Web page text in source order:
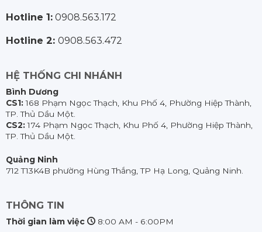
Hotline 1:0908.563.172
Hotline 2: 0908.563.472
HỆ THỐNG CHI NHÁNH
Bình Dương
CS1:168 Phạm Ngọc Thạch, Khu Phố 4, Phường Hiệp Thành,
TP. Thủ Dầu Một.
CS2:174 Phạm Ngọc Thạch, Khu Phố 4, Phường Hiệp Thành,
TP. Thủ Dầu Một.
Quảng Ninh
712 T13K4B phường Hùng Thắng, TP Hạ Long, Quảng Ninh.
THÔNG TIN
Thời gian làm việc 8:00 AM - 6:00PM